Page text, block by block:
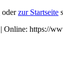
oderzur Startseite
| Online: https://